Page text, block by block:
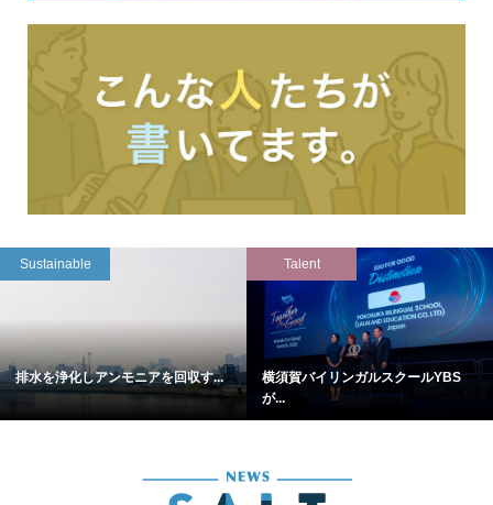
Sustainable
排水を浄化しアンモニアを回収す...
Talent
横須賀バイリンガルスクールYBS
が...